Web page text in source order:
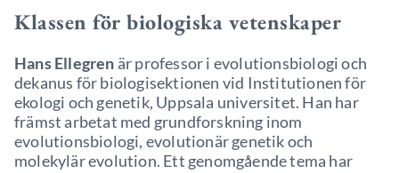
Klassen för biologiska vetenskaper
Hans Ellegren är professor i evolutionsbiologi och
dekanus för biologisektionen vid Institutionen för
ekologi och genetik, Uppsala universitet. Han har
främst arbetat med grundforskning inom
evolutionsbiologi, evolutionär genetik och
molekylär evolution. Ett genomgående tema har